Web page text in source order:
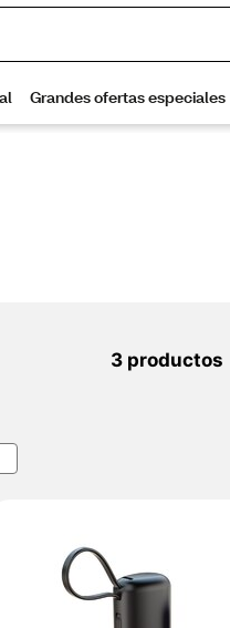
3 productos